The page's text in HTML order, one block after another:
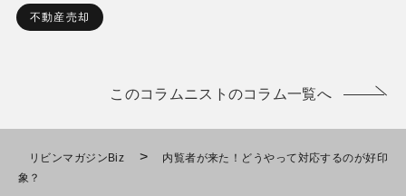
不動産売却
このコラムニストのコラム一覧へ
リビンマガジンBiz >
内覧者が来た！どうやって対応するのが好印
象？